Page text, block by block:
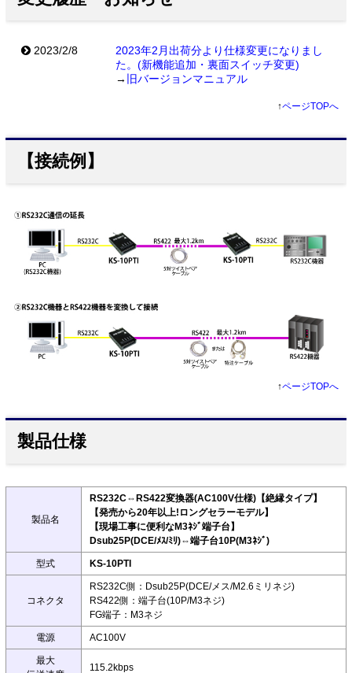
2023/2/8
2023年2月出荷分より仕様変更になりまし
た。(新機能追加・裏面スイッチ変更)
→ 旧バージョンマニュアル
↑ページTOPへ
【接続例】
↑ページTOPへ
製品仕様
製品名
RS232C⇔RS422変換器(AC100V仕様)【絶縁タイプ】
【発売から20年以上!ロングセラーモデル】
【現場工事に便利なM3ﾈｼﾞ端子台】
Dsub25P(DCE/ﾒｽ/ﾐﾘ)⇔端子台10P(M3ﾈｼﾞ)
型式 KS-10PTI
コネクタ
RS232C側：Dsub25P(DCE/メス/M2.6ミリネジ)
RS422側：端子台(10P/M3ネジ)
FG端子：M3ネジ
電源 AC100V
最大
115.2kbps